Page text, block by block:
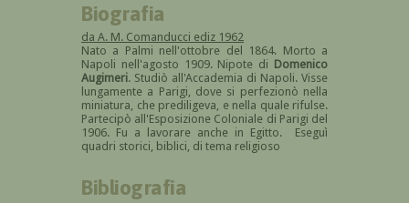
Biografia
da A. M. Comanducci ediz 1962
Nato a Palmi nell'ottobre del 1864. Morto a
Napoli nell'agosto 1909. Nipote di Domenico
Augimeri. Studiò all'Accademia di Napoli. Visse
lungamente a Parigi, dove si perfezionò nella
miniatura, che prediligeva, e nella quale rifulse.
Partecipò all'Esposizione Coloniale di Parigi del
1906. Fu a lavorare anche in Egitto. Eseguì
quadri storici, biblici, di tema religioso
Bibliografia